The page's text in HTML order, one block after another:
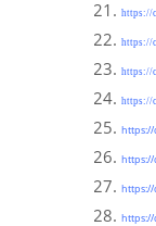
https://
https://
https://
https://
https://
https://
https://
https://